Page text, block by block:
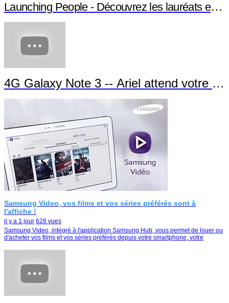
Launching People - Découvrez les lauréats et
4G Galaxy Note 3 -- Ariel attend votre
Samsung Video, vos films et vos séries préférés sont à
l'affiche !
il y a 1 jour 628 vues
Samsung Video, intégré à l'application Samsung Hub, vous permet de louer ou
d'acheter vos films et vos séries préférés depuis votre smartphone, votre